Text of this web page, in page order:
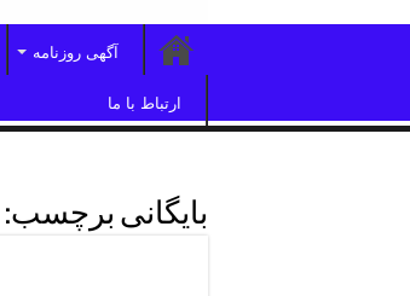
آگهی روزنامه
ارتباط با ما
بایگانی برچسب: